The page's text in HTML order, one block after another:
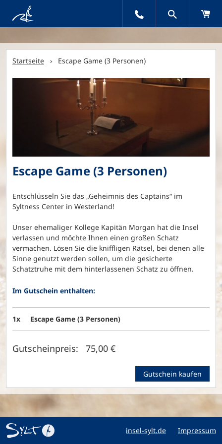
Startseite › Escape Game (3 Personen)
Escape Game (3 Personen)
Entschlüsseln Sie das „Geheimnis des Captains“ im
Syltness Center in Westerland!
Unser ehemaliger Kollege Kapitän Morgan hat die Insel
verlassen und möchte Ihnen einen großen Schatz
vermachen. Lösen Sie die kniffligen Rätsel, bei denen alle
Sinne genutzt werden sollen, um die gesicherte
Schatztruhe mit dem hinterlassenen Schatz zu öffnen.
Im Gutschein enthalten:
1x Escape Game (3 Personen)
Gutscheinpreis: 75,00 €
Gutschein kaufen
insel-sylt.de Impressum